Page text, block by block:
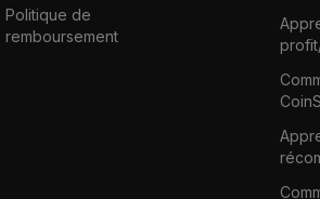
Politique de
remboursement